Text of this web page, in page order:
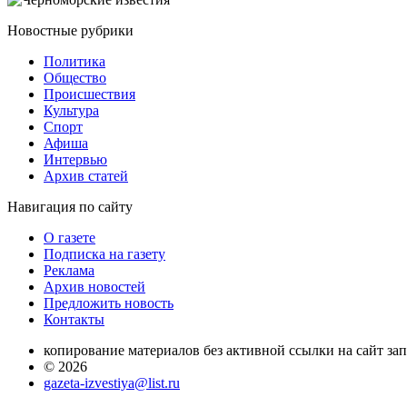
Новостные рубрики
Политика
Общество
Проиcшествия
Культура
Спорт
Афиша
Интервью
Архив статей
Навигация по сайту
О газете
Подписка на газету
Реклама
Архив новостей
Предложить новость
Контакты
копирование материалов без активной ссылки на сайт
© 2026
gazeta-izvestiya@list.ru